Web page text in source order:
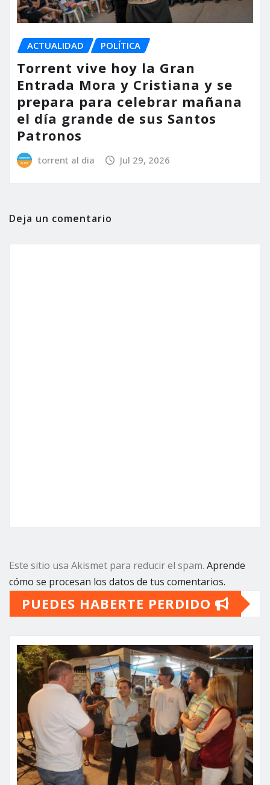
ACTUALIDAD POLÍTICA
Torrent vive hoy la Gran
Entrada Mora y Cristiana y se
prepara para celebrar mañana
el día grande de sus Santos
Patronos
torrent al dia Jul 29, 2026
Deja un comentario
Este sitio usa Akismet para reducir el spam. Aprende
cómo se procesan los datos de tus comentarios.
PUEDES HABERTE PERDIDO